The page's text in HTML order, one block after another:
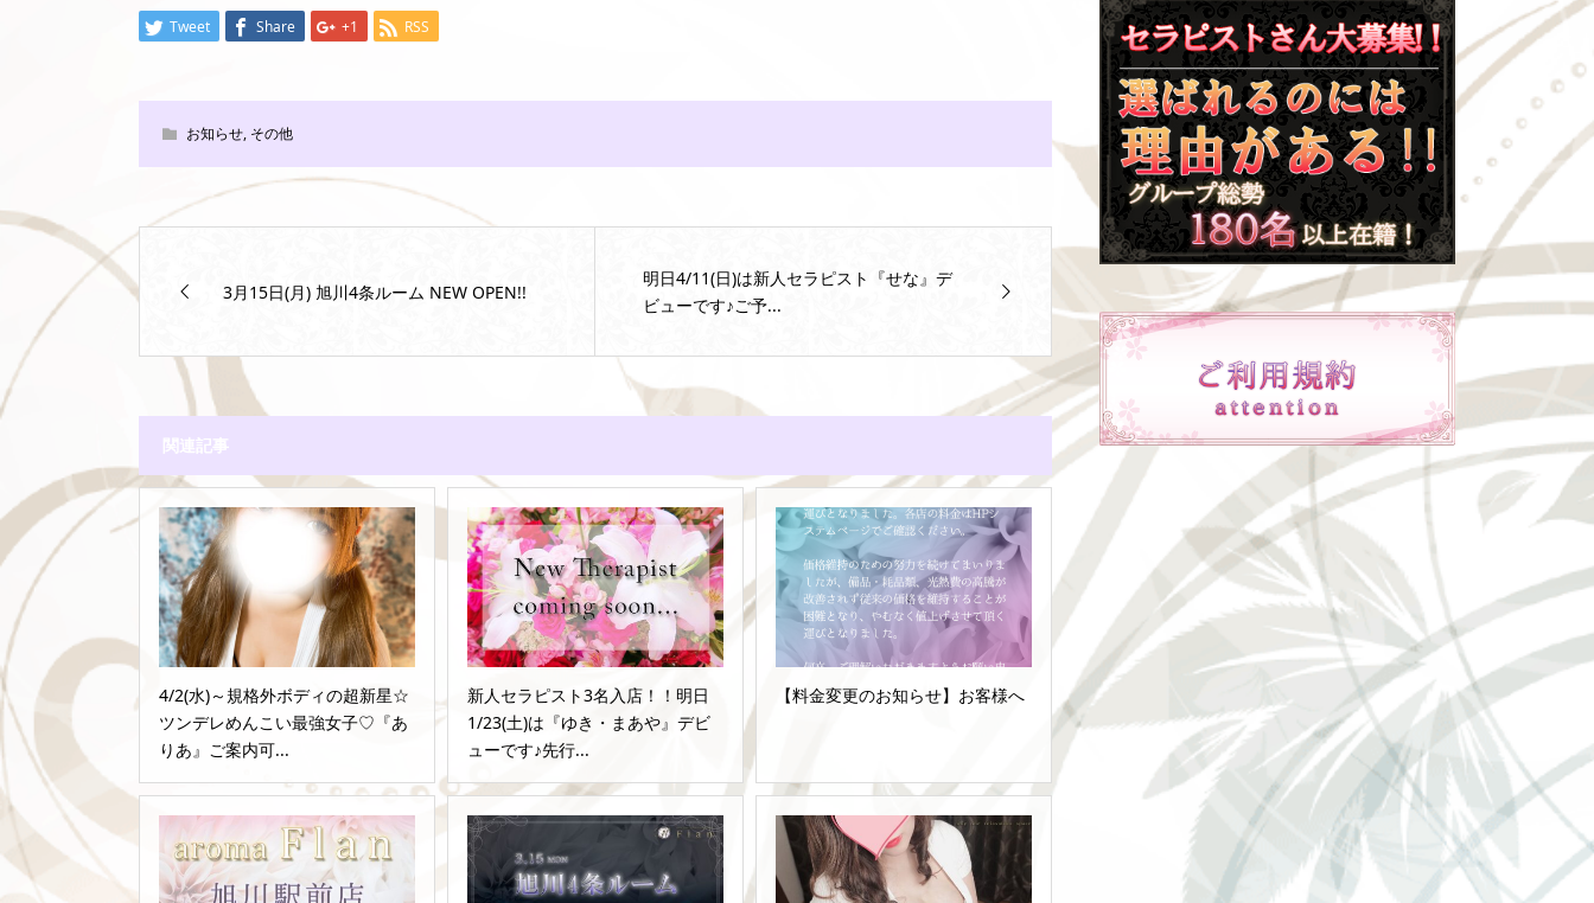
Tweet Share +1 RSS
お知らせ, その他
3月15日(月) 旭川4条ルーム NEW OPEN!!
明日4/11(日)は新人セラピスト『せな』デ
ビューです♪ご予...
関連記事
4/2(水)～規格外ボディの超新星☆
ツンデレめんこい最強女子♡『あ
りあ』ご案内可...
新人セラピスト3名入店！！明日
1/23(土)は『ゆき・まあや』デビ
ューです♪先行...
【料金変更のお知らせ】お客様へ